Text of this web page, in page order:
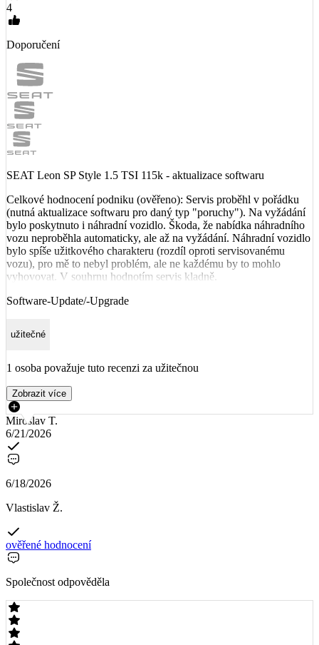
4
Doporučení
SEAT Leon SP Style 1.5 TSI 115k - aktualizace softwaru
Celkové hodnocení podniku (ověřeno): Servis proběhl v pořádku
(nutná aktualizace softwaru pro daný typ "poruchy"). Na vyžádání
bylo poskytnuto i náhradní vozidlo. Škoda, že nabídka náhradního
vozu neproběhla automaticky, ale až na vyžádání. Náhradní vozidlo
bylo spíše užitkového charakteru (rozdíl oproti servisovanému
vozu), pro mě to nebyl problém, ale ne každému by to mohlo
vyhovovat. V souhrnu hodnotím servis kladně.
Software-Update/-Upgrade
užitečné
1 osoba považuje tuto recenzi za užitečnou
Zobrazit více
Miroslav T.
6/21/2026
6/18/2026
Vlastislav Ž.
ověřené hodnocení
Společnost odpověděla